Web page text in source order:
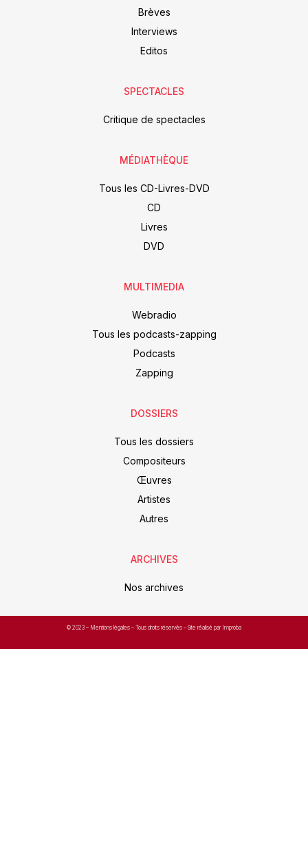
Brèves
Interviews
Editos
SPECTACLES
Critique de spectacles
MÉDIATHÈQUE
Tous les CD-Livres-DVD
CD
Livres
DVD
MULTIMEDIA
Webradio
Tous les podcasts-zapping
Podcasts
Zapping
DOSSIERS
Tous les dossiers
Compositeurs
Œuvres
Artistes
Autres
ARCHIVES
Nos archives
© 2023 – Mentions légales – Tous droits réservés – Site réalisé par Improba